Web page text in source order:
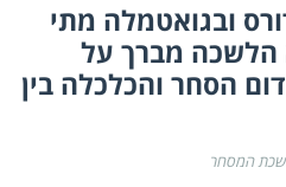
ובגואטמלה מתי
הלשכה מברך על
הסחר והכלכלה בין
המסחר